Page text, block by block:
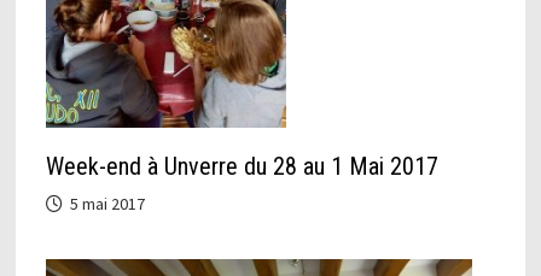
Week-end à Unverre du 28 au 1 Mai 2017
5 mai 2017